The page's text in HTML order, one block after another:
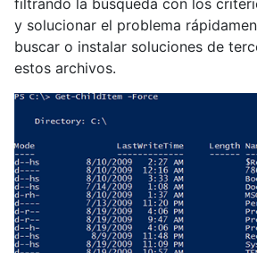
y solucionar el problema
buscar o instalar soluciones de
estos archivos.